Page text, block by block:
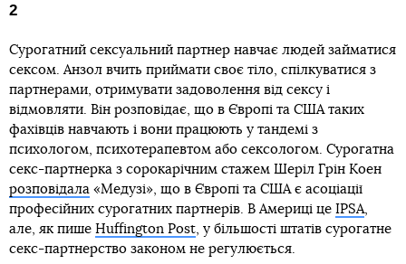
2
Сурогатний сексуальний партнер навчає людей займатися
сексом. Анзол вчить приймати своє тіло, спілкуватися з
партнерами, отримувати задоволення від сексу і
відмовляти. Він розповідає, що в Європі та США таких
фахівців навчають і вони працюють у тандемі з
психологом, психотерапевтом або сексологом. Сурогатна
секс-партнерка з сорокарічним стажем Шеріл Грін Коен
розповідала «Медузі», що в Європі та США є асоціації
професійних сурогатних партнерів. В Америці це IPSA,
але, як пише Huffington Post, у більшості штатів сурогатне
секс-партнерство законом не регулюється.